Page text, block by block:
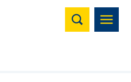
Suchen